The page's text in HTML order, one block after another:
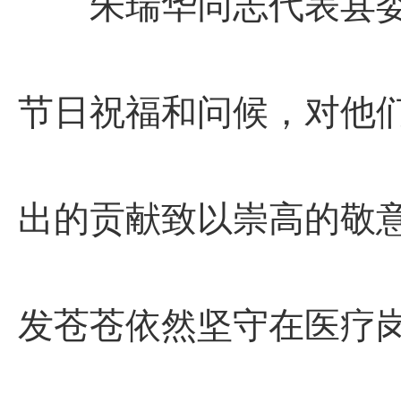
节日祝福和问候，对他
出的贡献致以崇高的敬
发苍苍依然坚守在医疗